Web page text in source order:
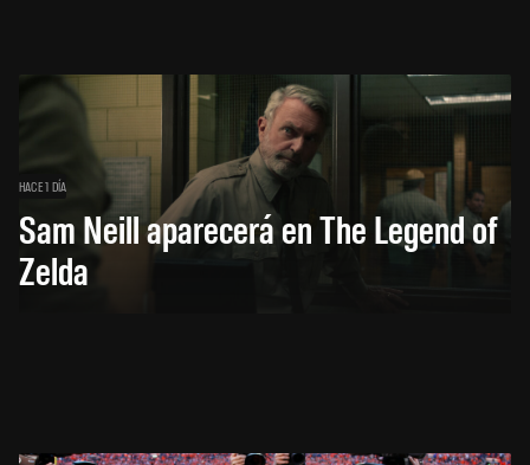
HACE 1 DÍA
Sam Neill aparecerá en The Legend of
Zelda